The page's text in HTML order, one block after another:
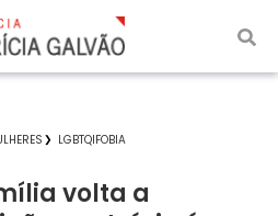
LGBTQIFOBIA
volta a